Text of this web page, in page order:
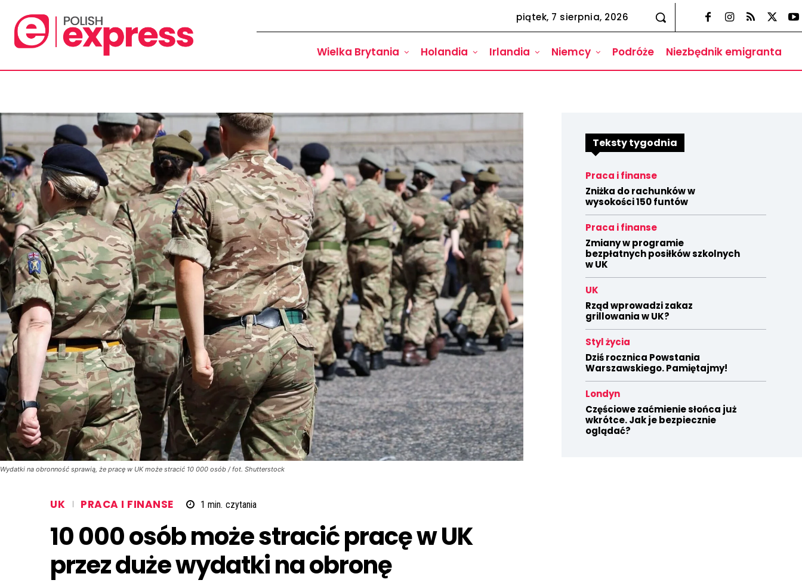
piątek, 7 sierpnia, 2026
Wielka Brytania Holandia Irlandia Niemcy Podróże Niezbędnik emigranta
Wydatki na obronność sprawią, że pracę w UK może stracić 10 000 osób / fot. Shutterstock
UK PRACA I FINANSE 1 min. czytania
10 000 osób może stracić pracę w UK
przez duże wydatki na obronę
Teksty tygodnia
Praca i finanse
Zniżka do rachunków w
wysokości 150 funtów
Praca i finanse
Zmiany w programie
bezpłatnych posiłków szkolnych
w UK
UK
Rząd wprowadzi zakaz
grillowania w UK?
Styl życia
Dziś rocznica Powstania
Warszawskiego. Pamiętajmy!
Londyn
Częściowe zaćmienie słońca już
wkrótce. Jak je bezpiecznie
oglądać?